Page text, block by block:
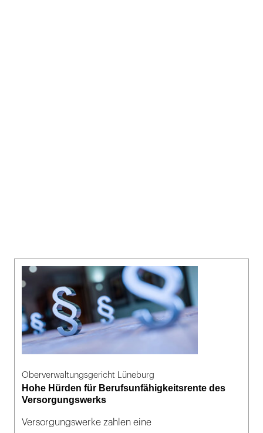
Oberverwaltungsgericht Lüneburg
Hohe Hürden für Berufsunfähigkeitsrente des
Versorgungswerks
Versorgungswerke zahlen eine